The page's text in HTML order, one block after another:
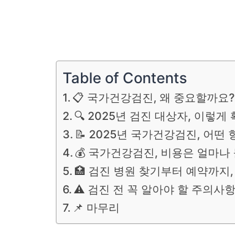
Table of Contents
📋 국가건강검진, 왜 중요할까요?
🔍 2025년 검진 대상자, 이렇게
📝 2025년 국가건강검진, 어떤
💰 국가건강검진, 비용은 얼마나
🏥 검진 병원 찾기부터 예약까지
⚠️ 검진 전 꼭 알아야 할 주의사
📌 마무리